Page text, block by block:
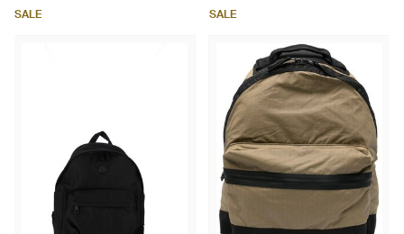
SALE SALE